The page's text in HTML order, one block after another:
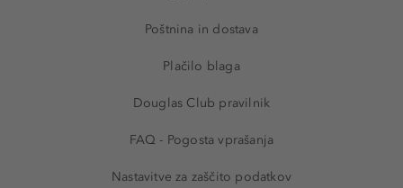
Poštnina in dostava
Plačilo blaga
Douglas Club pravilnik
FAQ - Pogosta vprašanja
Nastavitve za zaščito podatkov